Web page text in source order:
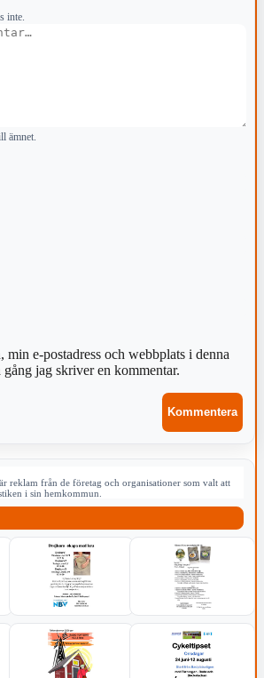
inte.
ämnet.
min e-postadress och webbplats i denna
jag skriver en kommentar.
reklam från de företag och organisationer som valt att
i sin hemkommun.